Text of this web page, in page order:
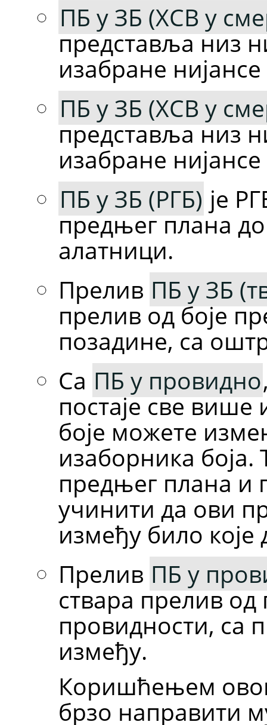
ПБ у ЗБ (ХСВ у
представља низ
изабране
ПБ у ЗБ (ХСВ у
представља низ
изабране нијансе
ПБ у ЗБ (РГБ) је
предњег плана
алатници.
Прелив ПБ у ЗБ
прелив од боје
позадине, са
Са ПБ у провидно
постаје све
боје можете
изаборника
предњег плана и
учинити да ови
између било које
Прелив ПБ у
ствара прелив
провидности, са
између.
Коришћењем
брзо направити